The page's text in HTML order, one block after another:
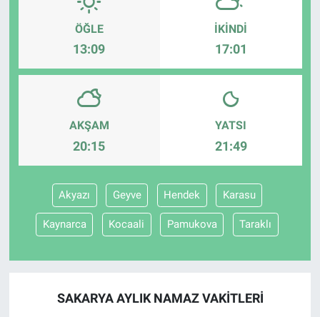
ÖĞLE
13:09
İKINDI
17:01
AKŞAM
20:15
YATSI
21:49
Akyazı Geyve Hendek Karasu
Kaynarca Kocaali Pamukova Taraklı
SAKARYA AYLIK NAMAZ VAKITLERI